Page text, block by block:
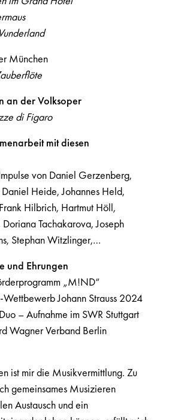
München
an der Volksoper
di Figaro
mit diesen
von Daniel Gerzenberg,
Daniel Heide, Johannes Held,
Hilbrich, Hartmut Höll,
Tachakarova, Joseph
Stephan Witzlinger,…
und Ehrungen
„M!ND“
Johann Strauss 2024
– Aufnahme im SWR Stuttgart
Wagner Verband Berlin
ist mir die Musikvermittlung. Zu
gemeinsames Musizieren
Austausch und ein